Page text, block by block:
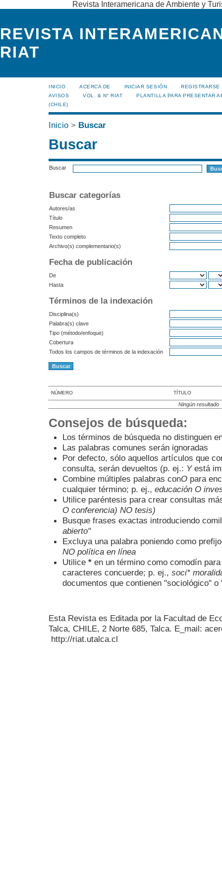
Revista Interamericana de Ambiente y
REVISTA
RIAT
INICIO ACERCA DE INICIAR SESIÓN
REGISTRARSE
AVISOS
VOL. & N° RIAT
PLANTILLA PARA PRESENTAR
(CHILE)
Inicio > Buscar
Buscar
Buscar
Buscar categorías
Autores/as
Título
Resumen
Texto completo
Archivo(s) complementario(s)
Fecha de publicación
De
Hasta
Términos de la indexación
Disciplina(s)
Palabra(s) clave
Tipo (método/enfoque)
Cobertura
Todos los campos de términos de la indexación
NÚMERO TÍTULO
Ningún resultado
Consejos de búsqueda:
Los términos de búsqueda no distinguen
Las palabras comunes serán ignoradas
Por defecto, sólo aquellos artículos que
consulta, serán devueltos (p. ej.: Yestá
Combine múltiples palabras conO para
cualquier término; p. ej., educación O
Utilice paréntesis para crear consultas
O conferencia) NO tesis)
Busque frases exactas introduciendo
abierto"
Excluya una palabra poniendo como
NO política en línea
Utilice * en un término como comodín
caracteres concuerde; p. ej., soci*
documentos que contienen "sociológico" o
Esta Revista es Editada por la Facultad de
Talca, CHILE, 2 Norte 685, Talca. E_mail:
http://riat.utalca.cl